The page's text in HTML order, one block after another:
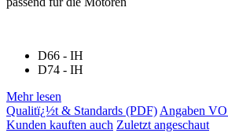
D66 - IH
D74 - IH
Mehr lesen
Qualitï¿½t & Standards (PDF)Angaben
Kunden kauften auch Zuletzt angeschaut